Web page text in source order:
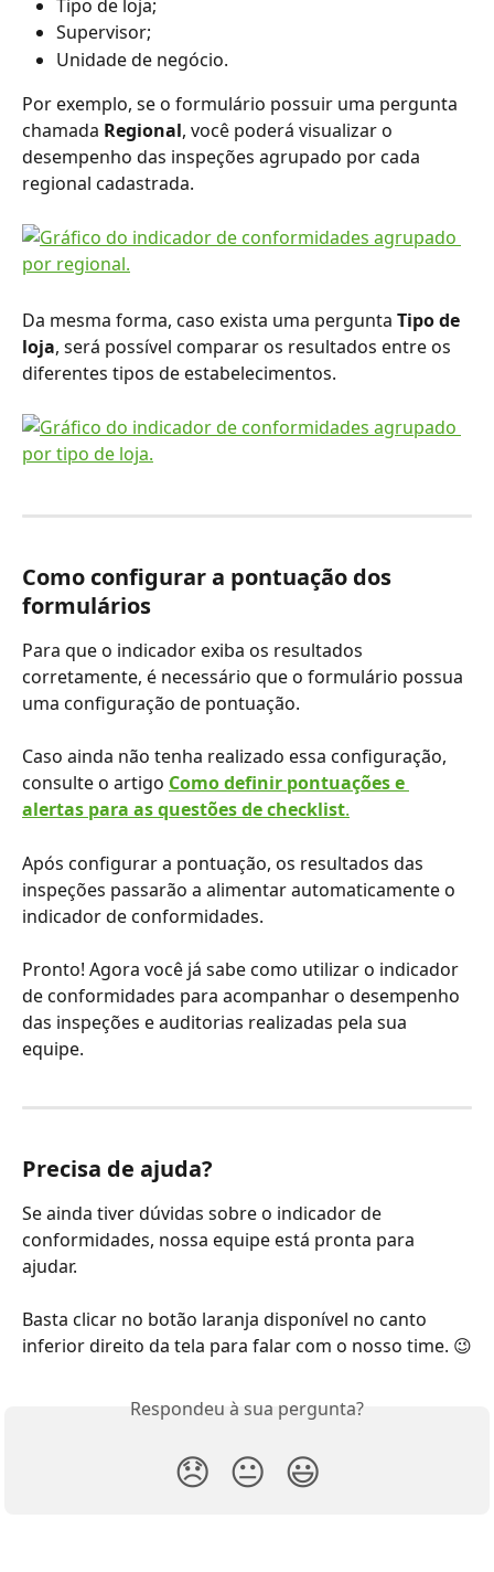
Tipo de loja;
Supervisor;
Unidade de negócio.
Por exemplo, se o formulário possuir uma pergunta
chamada Regional, você poderá visualizar o
desempenho das inspeções agrupado por cada
regional cadastrada.
Da mesma forma, caso exista uma pergunta Tipo de
loja, será possível comparar os resultados entre os
diferentes tipos de estabelecimentos.
Como configurar a pontuação dos
formulários
Para que o indicador exiba os resultados
corretamente, é necessário que o formulário possua
uma configuração de pontuação.
Caso ainda não tenha realizado essa configuração,
consulte o artigo Como definir pontuações e
alertas para as questões de checklist.
Após configurar a pontuação, os resultados das
inspeções passarão a alimentar automaticamente o
indicador de conformidades.
Pronto! Agora você já sabe como utilizar o indicador
de conformidades para acompanhar o desempenho
das inspeções e auditorias realizadas pela sua
equipe.
Precisa de ajuda?
Se ainda tiver dúvidas sobre o indicador de
conformidades, nossa equipe está pronta para
ajudar.
Basta clicar no botão laranja disponível no canto
inferior direito da tela para falar com o nosso time. 😉
Respondeu à sua pergunta?
😞 😐 😃